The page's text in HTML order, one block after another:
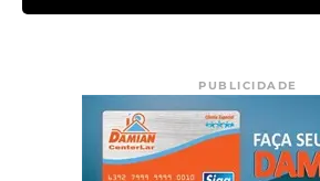
PUBLICIDADE